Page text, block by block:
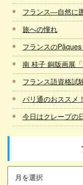
フランス―自然に
旅への憧れ
フランスのPâques
南 桂子 銅版画展「
フランス語資格試
パリ通のおススメ
今日はクレープの